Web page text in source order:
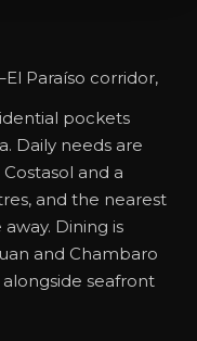
Paraíso corridor,
pockets
Daily needs are
and a
and the nearest
Dining is
and Chambaro
seafront